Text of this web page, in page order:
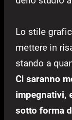
Lo stile
mettere in
stando a
Ci saranno
impegnativi,
sotto forma